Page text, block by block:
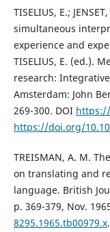
TISELIUS, E.;
simultaneous
experience and
TISELIUS, E. (ed.).
research:
Amsterdam: John
269-300. DOI
https://doi.org/
TREISMAN, A. M.
on translating and
language. British
p. 369-379, Nov.
8295.1965.tb00979.x